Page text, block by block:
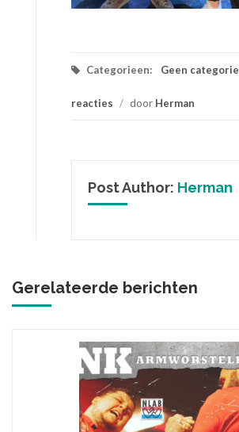
Categorieen: Geen categorie
reacties / door Herman
Post Author: Herman
Gerelateerde berichten